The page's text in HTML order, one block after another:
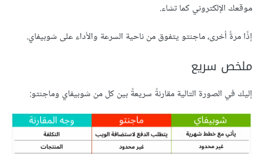
موقعك الإلكتروني كما تشاء.
إذًا مرةً أخرى، ماجنتو يتفوق من ناحية السرعة والأداء على شوبيفاي.
ملخص سريع
إليك في الصورة التالية مقارنةً سريعةً بين كل من شوبيفاي وماجنتو: